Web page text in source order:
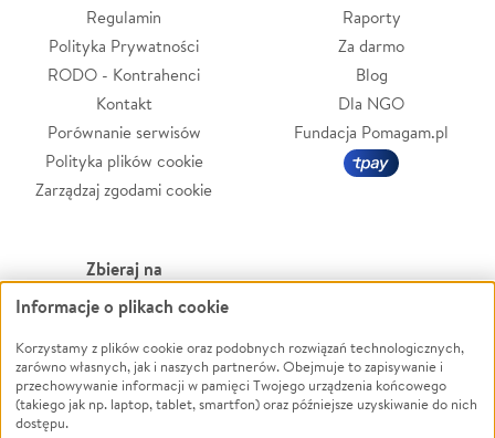
Regulamin
Polityka Prywatności
RODO - Kontrahenci
Kontakt
Porównanie serwisów
Polityka plików cookie
Zarządzaj zgodami cookie
Raporty
Za darmo
Blog
Dla NGO
Fundacja Pomagam.pl
Zbieraj na
Leczenie
Zwierzęta
Pożar
Ukraina
Powódź
Wichura
NGO
Informacje o plikach cookie
Korzystamy z plików cookie oraz podobnych rozwiązań technologicznych,
zarówno własnych, jak i naszych partnerów. Obejmuje to zapisywanie i
przechowywanie informacji w pamięci Twojego urządzenia końcowego
(takiego jak np. laptop, tablet, smartfon) oraz późniejsze uzyskiwanie do nich
dostępu.